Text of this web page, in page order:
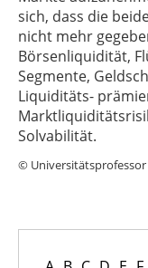
sich, dass die
nicht mehr
Börsenliquidität,
Segmente,
Liquiditäts-
Solvabilität.
© Universitätsprofessor